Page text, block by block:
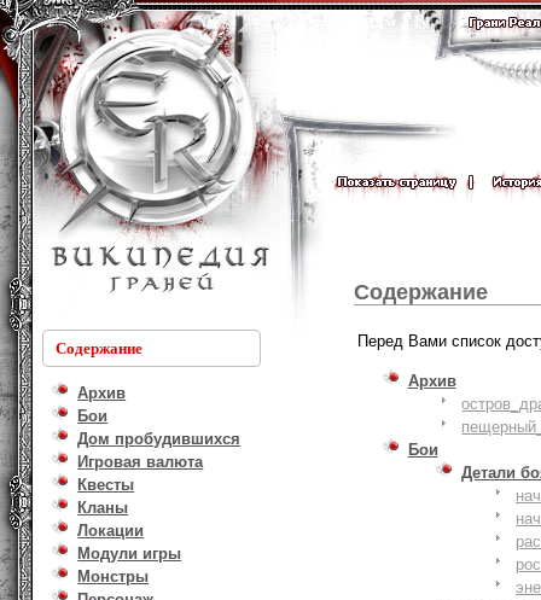
Содержание
Архив
Бои
Дом пробудившихся
Игровая валюта
Квесты
Кланы
Локации
Модули игры
Монстры
Содержание
Перед Вами список
Архив
Бои
Детали